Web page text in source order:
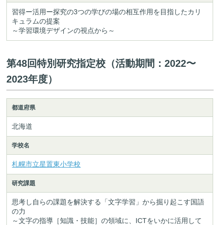
習得ー活用ー探究の3つの学びの場の相互作用を目指したカリ
キュラムの提案
～学習環境デザインの視点から～
第48回特別研究指定校（活動期間：2022〜
2023年度）
都道府県
北海道
学校名
札幌市立星置東小学校
研究課題
思考し自らの課題を解決する「文字学習」から掘り起こす国語
の力
～文字の指導［知識・技能］の領域に、ICTをいかに活用して